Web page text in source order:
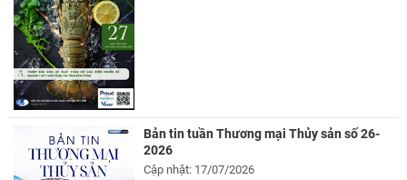
Bản tin tuần Thương mại Thủy sản số 26-
2026
Cập nhật: 17/07/2026